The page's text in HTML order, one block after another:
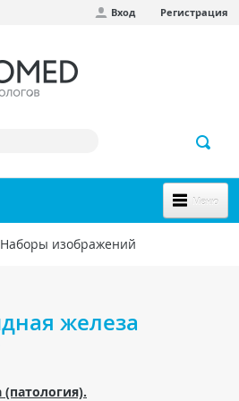
Вход Регистрация
Меню
Наборы изображений
железа